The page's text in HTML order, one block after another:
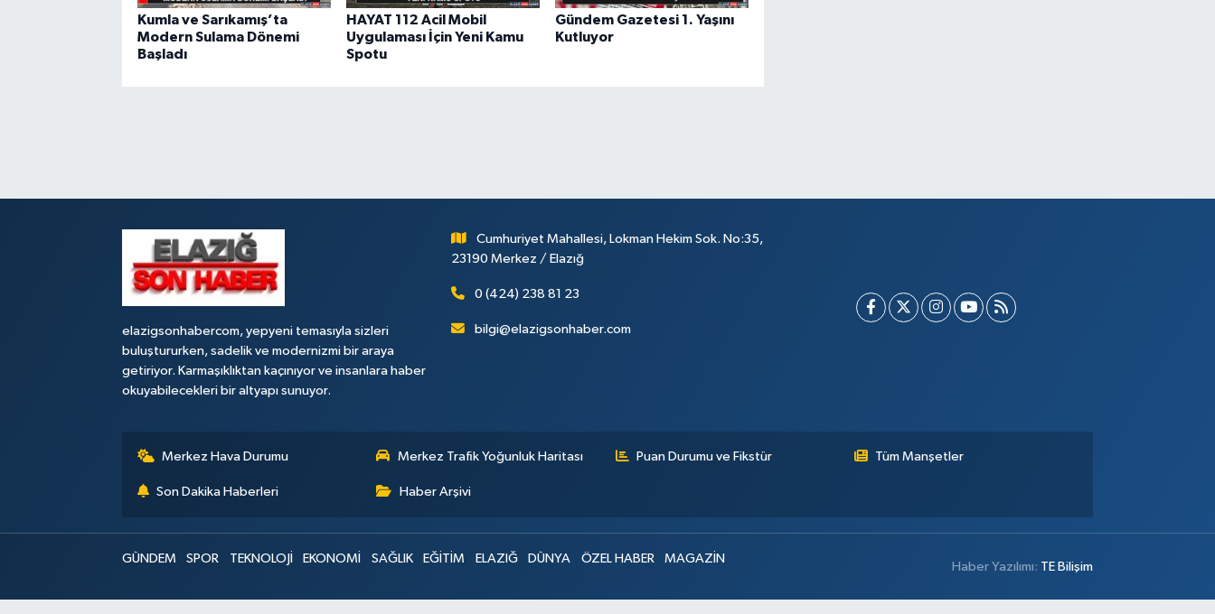
Kumla ve Sarıkamış’ta
Modern Sulama Dönemi
Başladı
HAYAT 112 Acil Mobil
Uygulaması İçin Yeni Kamu
Spotu
Gündem Gazetesi 1. Yaşını
Kutluyor
elazigsonhabercom, yepyeni temasıyla sizleri
buluştururken, sadelik ve modernizmi bir araya
getiriyor. Karmaşıklıktan kaçınıyor ve insanlara haber
okuyabilecekleri bir altyapı sunuyor.
Cumhuriyet Mahallesi, Lokman Hekim Sok. No:35,
23190 Merkez / Elazığ
0 (424) 238 81 23
bilgi@elazigsonhaber.com
Merkez Hava Durumu Merkez Trafik Yoğunluk Haritası Puan Durumu ve Fikstür Tüm Manşetler
Son Dakika Haberleri Haber Arşivi
GÜNDEM SPOR TEKNOLOJİ EKONOMİ SAĞLIK EĞİTİM ELAZIĞ DÜNYA ÖZEL HABER MAGAZİN
Haber Yazılımı: TE Bilişim